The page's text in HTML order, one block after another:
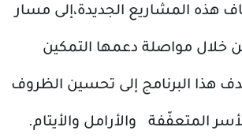
هذه المشاريع الجديدة،إلى مسار
خلال مواصلة دعمها التمكين
هذا البرنامج إلى تحسين الظروف
المتعفّفة والأرامل والأيتام.